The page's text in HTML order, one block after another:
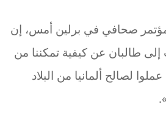
صحافي في برلين أمس، إن
إلى طالبان عن كيفية تمكننا من
لصالح ألمانيا من البلاد